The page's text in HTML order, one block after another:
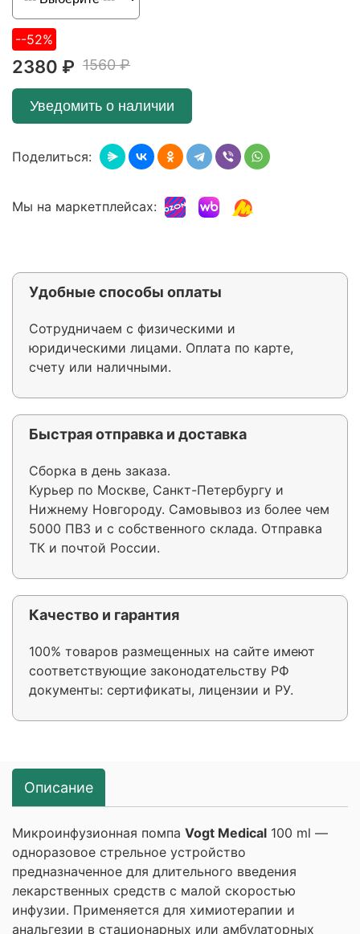
--52%
2380 ₽ 1560 ₽
Уведомить о наличии
Поделиться:
Мы на маркетплейсах:
Удобные способы оплаты
Сотрудничаем с физическими и
юридическими лицами. Оплата по карте,
счету или наличными.
Быстрая отправка и доставка
Сборка в день заказа.
Курьер по Москве, Санкт-Петербургу и
Нижнему Новгороду. Самовывоз из более чем
5000 ПВЗ и с собственного склада. Отправка
ТК и почтой России.
Качество и гарантия
100% товаров размещенных на сайте имеют
соответствующие законодательству РФ
документы: сертификаты, лицензии и РУ.
Описание
Микроинфузионная помпа Vogt Medical 100 ml —
одноразовое стрельное устройство
предназначенное для длительного введения
лекарственных средств с малой скоростью
инфузии. Применяется для химиотерапии и
анальгезии в стационарных или амбулаторных